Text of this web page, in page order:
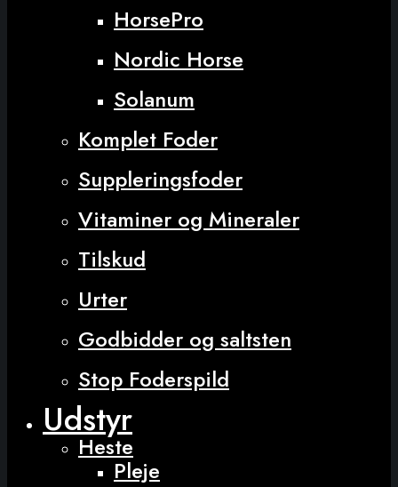
HorsePro
Nordic Horse
Solanum
Komplet Foder
Suppleringsfoder
Vitaminer og Mineraler
Tilskud
Urter
Godbidder og saltsten
Stop Foderspild
Udstyr
Heste
Pleje